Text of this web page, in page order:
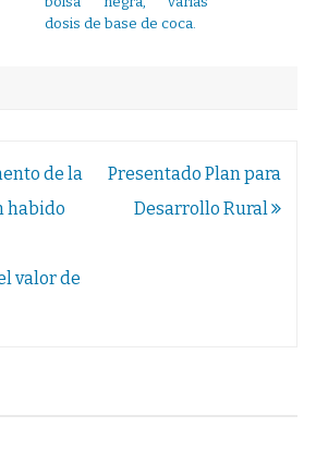
dosis de base de coca.
de la
habido
valor de
Presentado Plan para
Desarrollo Rural